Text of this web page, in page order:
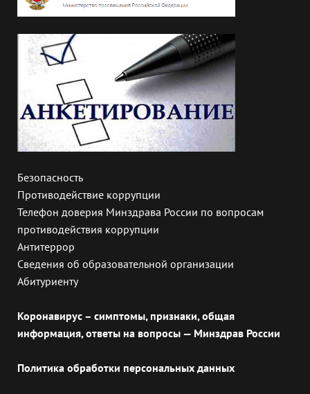
Безопасность
Противодействие коррупции
Телефон доверия Минздрава России по вопросам
противодействия коррупции
Антитеррор
Сведения об образовательной организации
Абитуриенту
Коронавирус – симптомы, признаки, общая
информация, ответы на вопросы — Минздрав России
Политика обработки персональных данных